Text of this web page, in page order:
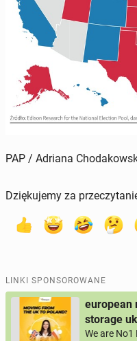
PAP / Adriana
Dziękujemy za
LINKI SPONSOROWANE
european
storage
We are No1